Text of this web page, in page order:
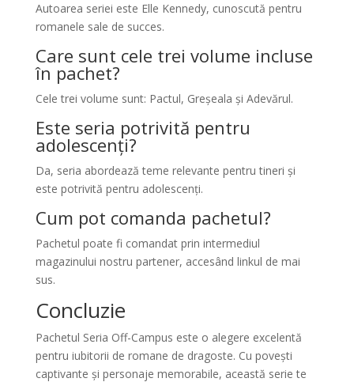
Autoarea seriei este Elle Kennedy, cunoscută pentru
romanele sale de succes.
Care sunt cele trei volume incluse
în pachet?
Cele trei volume sunt: Pactul, Greșeala și Adevărul.
Este seria potrivită pentru
adolescenți?
Da, seria abordează teme relevante pentru tineri și
este potrivită pentru adolescenți.
Cum pot comanda pachetul?
Pachetul poate fi comandat prin intermediul
magazinului nostru partener, accesând linkul de mai
sus.
Concluzie
Pachetul Seria Off-Campus este o alegere excelentă
pentru iubitorii de romane de dragoste. Cu povești
captivante și personaje memorabile, această serie te